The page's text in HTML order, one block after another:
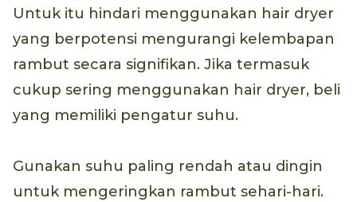
Untuk itu hindari menggunakan hair dryer
yang berpotensi mengurangi kelembapan
rambut secara signifikan. Jika termasuk
cukup sering menggunakan hair dryer, beli
yang memiliki pengatur suhu.
Gunakan suhu paling rendah atau dingin
untuk mengeringkan rambut sehari-hari.